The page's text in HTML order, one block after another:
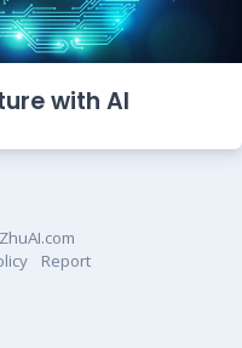
with AI
Report